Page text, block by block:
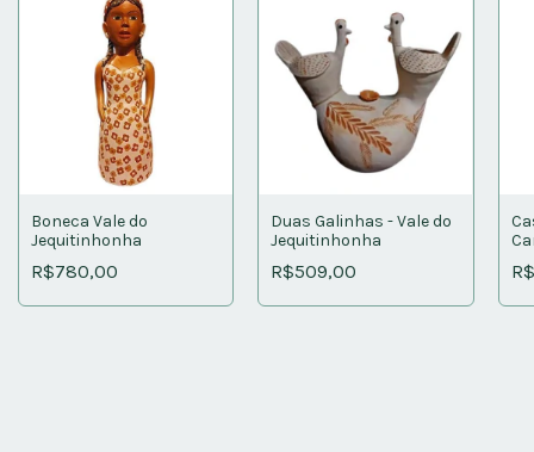
Boneca Vale do
Jequitinhonha
R$780,00
Duas Galinhas - Vale do
Jequitinhonha
R$509,00